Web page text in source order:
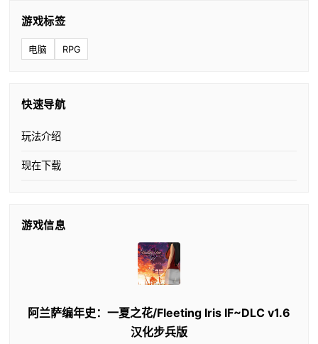
游戏标签
电脑 RPG
快速导航
玩法介绍
现在下载
游戏信息
阿兰萨编年史：一夏之花/Fleeting Iris IF~DLC v1.6
汉化步兵版